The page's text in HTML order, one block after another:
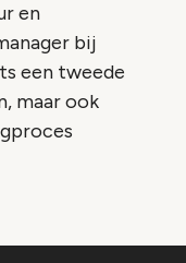
en
bij
een tweede
maar ook